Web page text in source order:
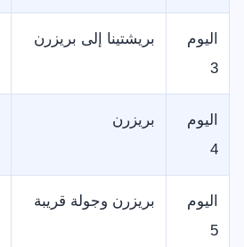
اليوم
3
بريشتينا إلى بريزرن
اليوم
4
بريزرن
اليوم
5
بريزرن وجولة قريبة